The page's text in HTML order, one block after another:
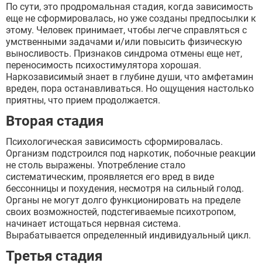
По сути, это продромальная стадия, когда зависимость
еще не сформировалась, но уже созданы предпосылки к
этому. Человек принимает, чтобы легче справляться с
умственными задачами и/или повысить физическую
выносливость. Признаков синдрома отмены еще нет,
переносимость психостимулятора хорошая.
Наркозависимый знает в глубине души, что амфетамин
вреден, пора останавливаться. Но ощущения настолько
приятны, что прием продолжается.
Вторая стадия
Психологическая зависимость сформировалась.
Организм подстроился под наркотик, побочные реакции
не столь выражены. Употребление стало
систематическим, проявляется его вред в виде
бессонницы и похудения, несмотря на сильный голод.
Органы не могут долго функционировать на пределе
своих возможностей, подстегиваемые психотропом,
начинает истощаться нервная система.
Вырабатывается определенный индивидуальный цикл.
Третья стадия